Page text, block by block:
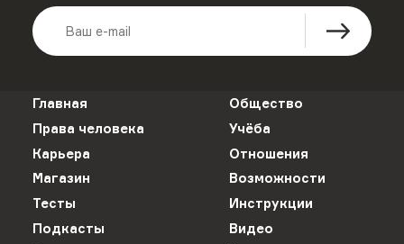
Главная
Общество
Права человека
Учёба
Карьера
Отношения
Магазин
Возможности
Тесты
Инструкции
Подкасты
Видео